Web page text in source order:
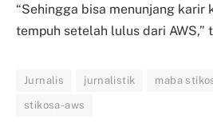
“Sehingga bisa menunjang karir
tempuh setelah lulus dari AWS,”
Jurnalis jurnalistik maba
stikosa-aws